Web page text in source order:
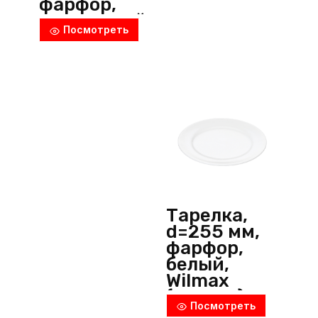
фарфор,
оранжевый,
P.L.Посмотреть
Тарелка,
d=255 мм,
фарфор,
белый,
Wilmax
(Англия)
Посмотреть